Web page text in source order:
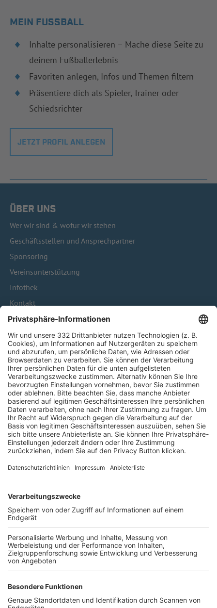
MEIN FUSSBALL
Inhalte personalisieren – Mache diese Seite zu
deinem Fußballerlebnis
Favoriten anlegen, Infos und Themen filtern
Präsentiere dich als Spieler, Trainer oder
Schiedsrichter
JETZT PROFIL ANLEGEN
ÜBER UNS
Wer wir sind & wofür wir stehen
Geschäftsstellen und Ansprechpartner
Sponsoring
Vereinsunterstützung
Infothek
Kontakt
HÄUFIG BESUCHTE SEITEN
Pässe und Vereinswechsel
Trainerausbildung
Schulungsangebot Vereinsmitarbeiter
BFV-Geschäftsstellen
Trainerbörse
Login SpielPlus
FOLGE DEM BFV
TOP-VEREINE
TOP-PARTNER